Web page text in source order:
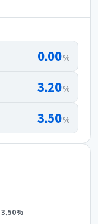
0.00%
3.20%
3.50%
3.50%